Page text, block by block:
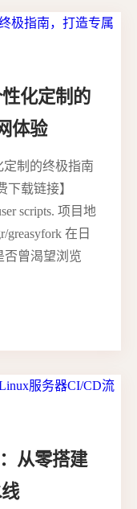
化定制的
体验
定制的终极指南
载链接】
scripts. 项目地
greasyfork 在日
否曾渴望浏览
从零搭建